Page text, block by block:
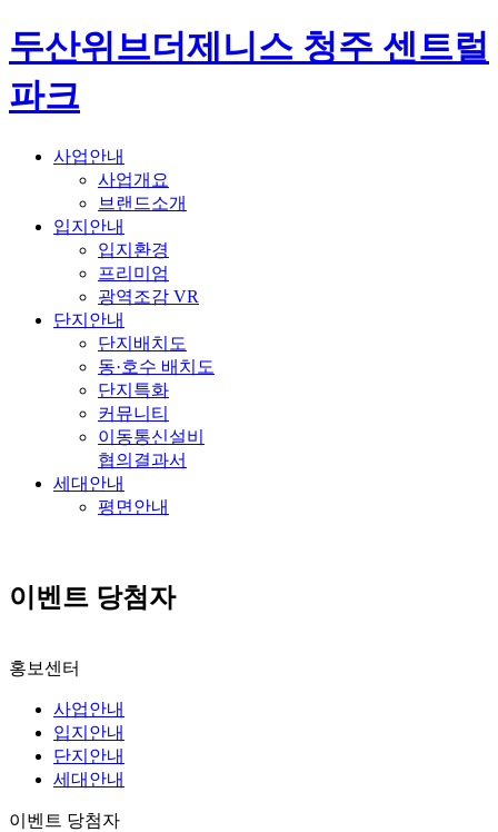
두산위브더제니스 청주 센트럴
파크
사업안내
사업개요
브랜드소개
입지안내
입지환경
프리미엄
광역조감 VR
단지안내
단지배치도
동·호수 배치도
단지특화
커뮤니티
이동통신설비
협의결과서
세대안내
평면안내
이벤트 당첨자
홍보센터
사업안내
입지안내
단지안내
세대안내
이벤트 당첨자